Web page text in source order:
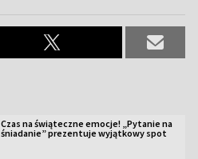
Czas na świąteczne emocje! „Pytanie na
śniadanie” prezentuje wyjątkowy spot